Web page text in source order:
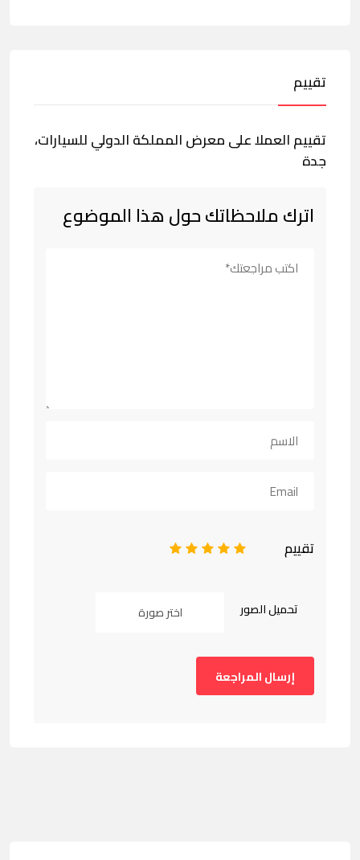
تقييم
تقييم العملا على معرض المملكة الدولي للسيارات،
جدة
اترك ملاحظاتك حول هذا الموضوع
تقييم 5
4
3
2
تحميل الصور اختر صورة